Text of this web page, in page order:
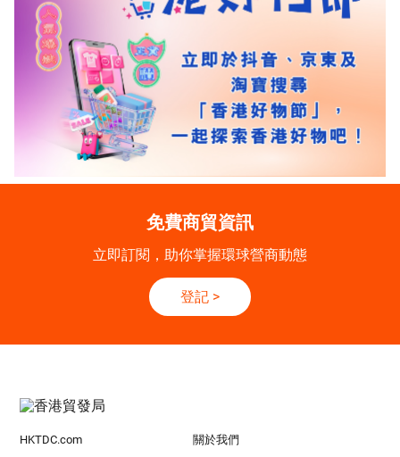
免費商貿資訊
立即訂閱，助你掌握環球營商動態
登記 >
HKTDC.com 關於我們